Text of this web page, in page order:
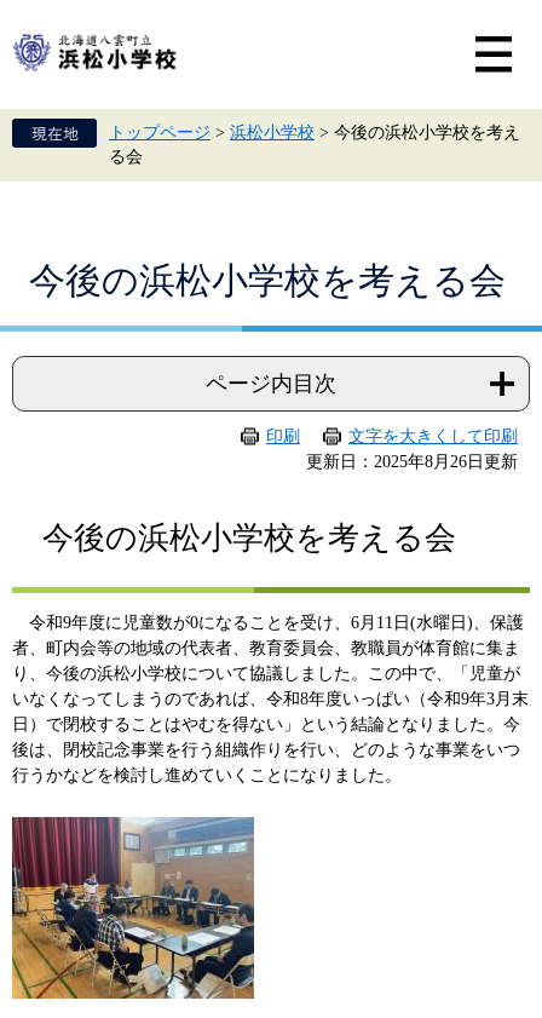
ジ
頭
で
ュ
飛
ば
て
トップページ > 浜松小学校 > 今後の浜松小学校を考え
る会
今後の浜松小学校を考える会
ページ内目次
印刷
文字を大きくして印刷
更新日：2025年8月26日更新
今後の浜松小学校を考える会
令和9年度に児童数が0になることを受け、6月11日(水曜日)、保護
者、町内会等の地域の代表者、教育委員会、教職員が体育館に集ま
り、今後の浜松小学校について協議しました。この中で、「児童が
いなくなってしまうのであれば、令和8年度いっぱい（令和9年3月末
日）で閉校することはやむを得ない」という結論となりました。今
後は、閉校記念事業を行う組織作りを行い、どのような事業をいつ
行うかなどを検討し進めていくことになりました。